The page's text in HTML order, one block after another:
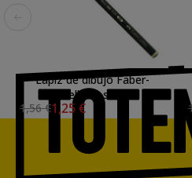
Lapiz de dibujo Faber-
Castell 4B, s. 9000
1,56 €1,25 €